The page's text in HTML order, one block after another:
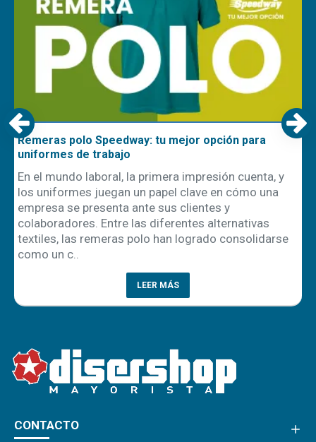
Remeras polo Speedway: tu mejor opción para
uniformes de trabajo
En el mundo laboral, la primera impresión cuenta, y
los uniformes juegan un papel clave en cómo una
empresa se presenta ante sus clientes y
colaboradores. Entre las diferentes alternativas
textiles, las remeras polo han logrado consolidarse
como un c..
LEER MÁS
CONTACTO